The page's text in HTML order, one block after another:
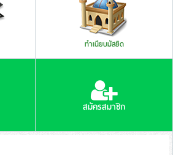
ทำเนียบมัสยิด
สมัครสมาชิก